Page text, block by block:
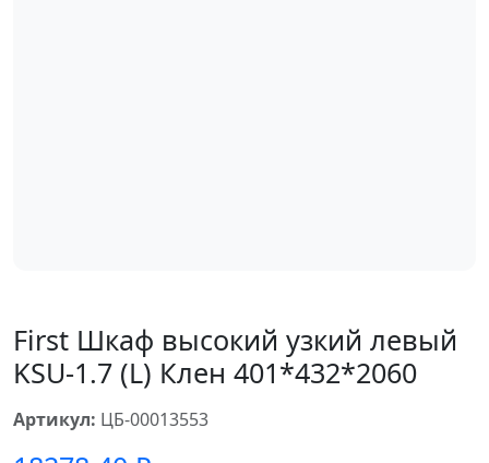
First Шкаф высокий узкий левый
KSU-1.7 (L) Клен 401*432*2060
Артикул: ЦБ-00013553